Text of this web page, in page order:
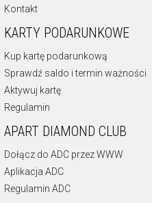
Kontakt
KARTY PODARUNKOWE
Kup kartę podarunkową
Sprawdź saldo i termin ważności
Aktywuj kartę
Regulamin
APART DIAMOND CLUB
Dołącz do ADC przez WWW
Aplikacja ADC
Regulamin ADC